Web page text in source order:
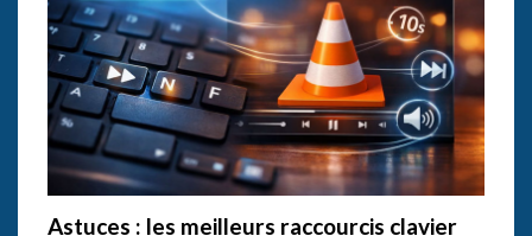
Astuces : les meilleurs raccourcis clavier